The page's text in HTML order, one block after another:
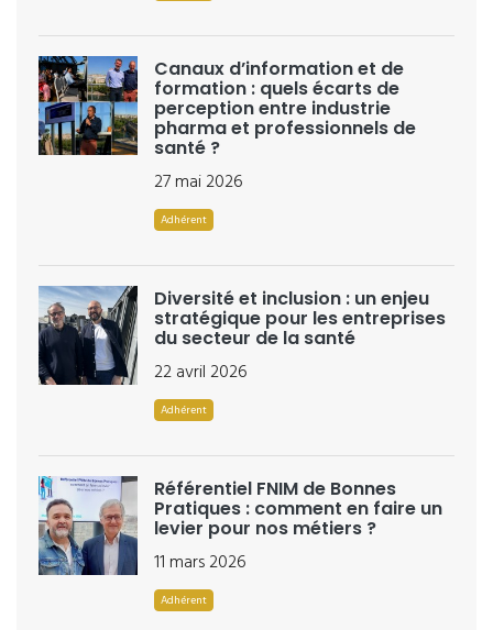
Canaux d’information et de
formation : quels écarts de
perception entre industrie
pharma et professionnels de
santé ?
27 mai 2026
Adhérent
Diversité et inclusion : un enjeu
stratégique pour les entreprises
du secteur de la santé
22 avril 2026
Adhérent
Référentiel FNIM de Bonnes
Pratiques : comment en faire un
levier pour nos métiers ?
11 mars 2026
Adhérent